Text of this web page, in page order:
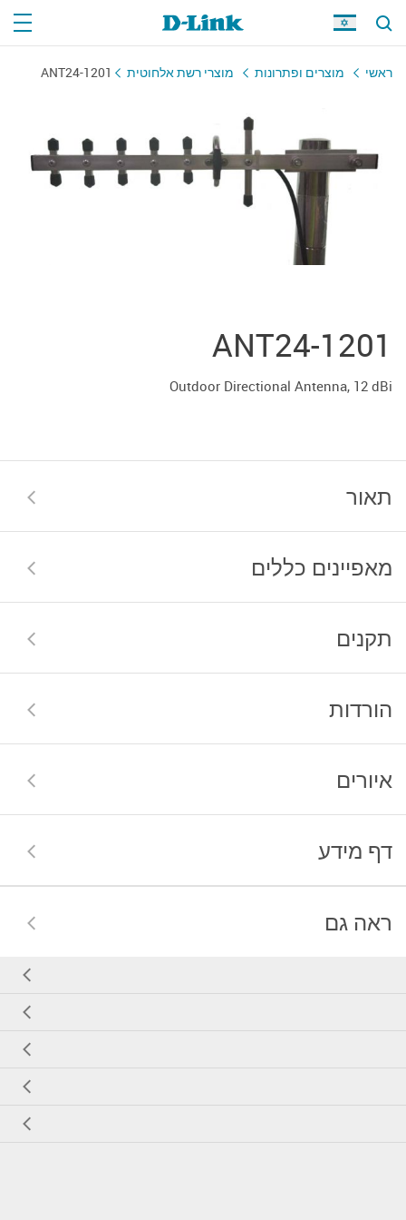
ראשי מוצרים ופתרונות מוצרי רשת אלחוטית ANT24-1201
ANT24-1201
Outdoor Directional Antenna, 12 dBi
תאור
מאפיינים כללים
תקנים
הורדות
איורים
דף מידע
ראה גם